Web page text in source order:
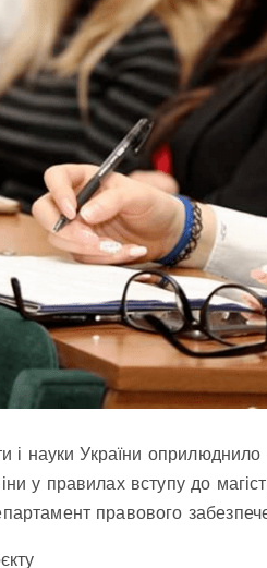
і науки України
у правилах вступу до
правового